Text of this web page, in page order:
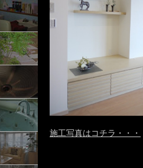
施工写真はコチラ・・・